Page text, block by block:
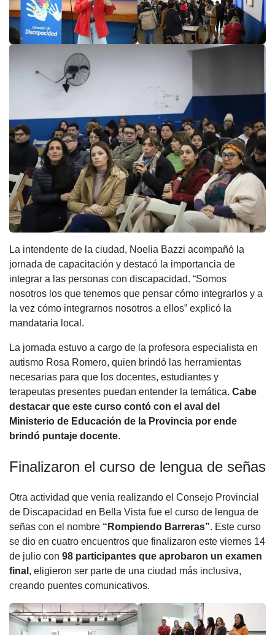
La intendente de la ciudad, Noelia Bazzi acompañó la
jornada de capacitación y destacó la importancia de
integrar a las personas con discapacidad. “Somos
nosotros los que tenemos que pensar cómo integrarlos y a
la vez cómo integrarnos nosotros a ellos” explicó la
mandataria local.
La jornada estuvo a cargo de la profesora especialista en
autismo Rosa Romero, quien brindó las herramientas
necesarias para que los docentes, estudiantes y
terapeutas presentes puedan entender la temática. Cabe
destacar que este curso contó con el aval del
Ministerio de Educación de la Provincia por ende
brindó puntaje docente.
Finalizaron el curso de lengua de señas
Otra actividad que venía realizando el Consejo Provincial
de Discapacidad en Bella Vista fue el curso de lengua de
señas con el nombre “Rompiendo Barreras”. Este curso
se dio en cuatro encuentros que finalizaron este viernes 14
de julio con 98 participantes que aprobaron un examen
final , eligieron ser parte de una ciudad más inclusiva,
creando puentes comunicativos.